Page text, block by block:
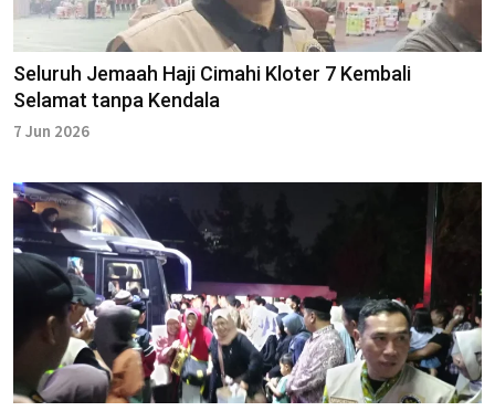
Seluruh Jemaah Haji Cimahi Kloter 7 Kembali
Selamat tanpa Kendala
7 Jun 2026